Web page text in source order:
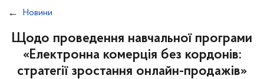
Новини
Щодо проведення навчальної програми
«Електронна комерція без кордонів:
стратегії зростання онлайн-продажів»